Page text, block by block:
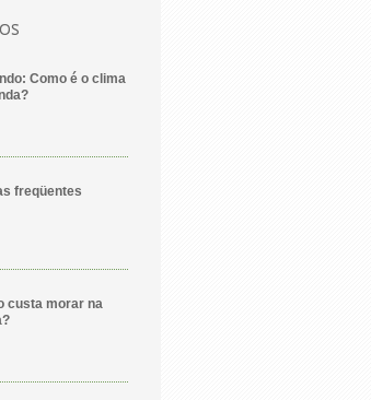
Como é o clima
freqüentes
custa morar na